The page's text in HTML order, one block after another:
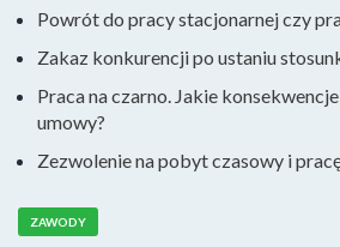
Powrót do pracy stacjonarnej czy
Zakaz konkurencji po ustaniu
Praca na czarno. Jakie
umowy?
Zezwolenie na pobyt czasowy i
ZAWODY